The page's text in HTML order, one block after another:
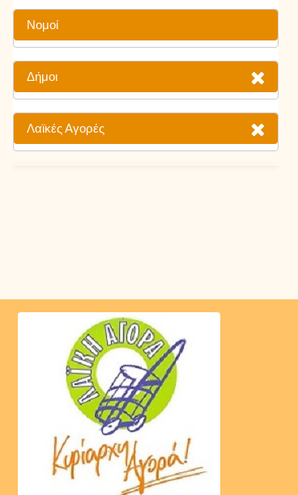
Νομοί
Δήμοι
Λαϊκές Αγορές